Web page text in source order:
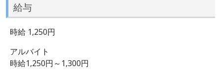
給与
時給 1,250円
アルバイト
時給1,250円～1,300円